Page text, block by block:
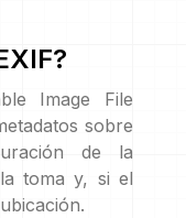
Image File
sobre
de la
toma y, si el